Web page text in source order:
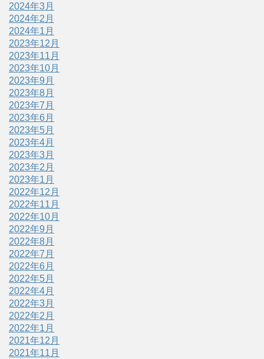
2024年3月
2024年2月
2024年1月
2023年12月
2023年11月
2023年10月
2023年9月
2023年8月
2023年7月
2023年6月
2023年5月
2023年4月
2023年3月
2023年2月
2023年1月
2022年12月
2022年11月
2022年10月
2022年9月
2022年8月
2022年7月
2022年6月
2022年5月
2022年4月
2022年3月
2022年2月
2022年1月
2021年12月
2021年11月